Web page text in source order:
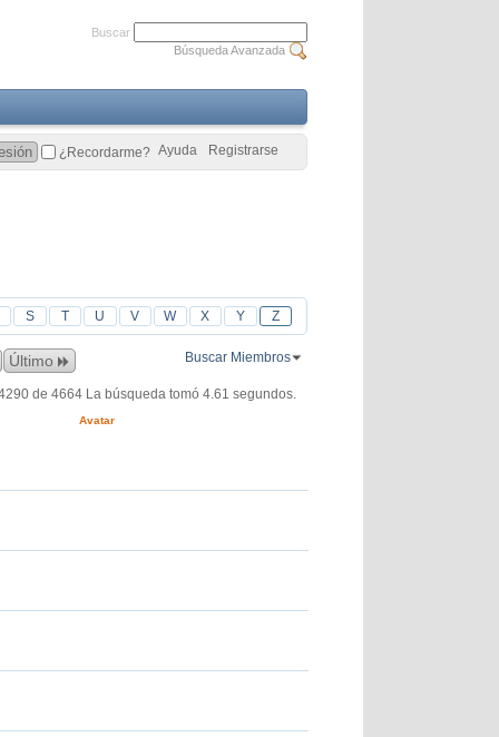
S T U V W X Y Z
Último Buscar Miembros
de 4664 La búsqueda tomó 4.61 segundos.
Avatar
Buscar
Búsqueda Avanzada
Registrarse
Ayuda
¿Recordarme?